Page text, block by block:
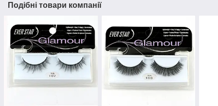
Подібні товари компанії